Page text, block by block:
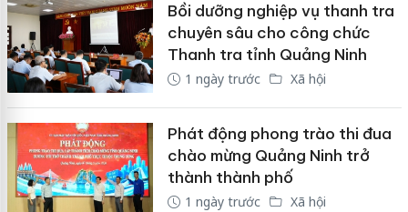
Bồi dưỡng nghiệp vụ thanh tra
chuyên sâu cho công chức
Thanh tra tỉnh Quảng Ninh
1 ngày trước Xã hội
Phát động phong trào thi đua
chào mừng Quảng Ninh trở
thành thành phố
1 ngày trước Xã hội